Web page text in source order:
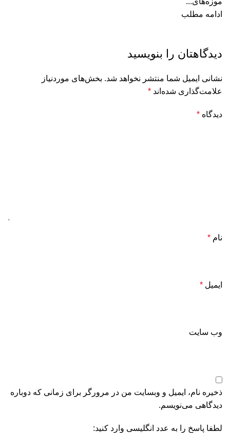
ادامه مطلب
دیدگاهتان را بنویسید
نشانی ایمیل شما منتشر نخواهد شد. بخش‌های موردنیاز
علامت‌گذاری شده‌اند *
دیدگاه *
نام *
ایمیل *
وب‌ سایت
ذخیره نام، ایمیل و وبسایت من در مرورگر برای زمانی که دوباره
دیدگاهی می‌نویسم.
لطفا پاسخ را به عدد انگلیسی وارد کنید: